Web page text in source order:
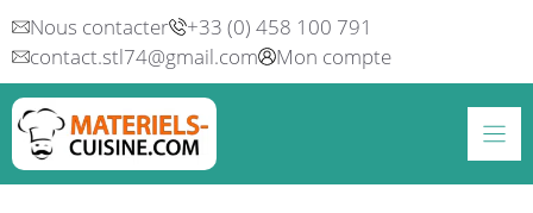
Aller
au
contenu
Nous contacter
+33 (0) 458 100 791
contact.stl74@gmail.com
Mon compte